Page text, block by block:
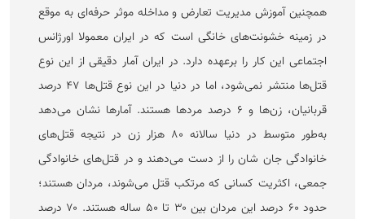
همچنین آموزش مدیریت تعارض و مداخله موثر حرفه‌ای به موقع
در زمینه خشونت‌های خانگی است که در ایران معمولا اورژانس
اجتماعی این کار را برعهده دارد. در ایران آمار دقیقی از این نوع
قتل‌ها منتشر نمی‌شود، اما در دنیا در این نوع قتل‌ها ۴۷ درصد
قربانیان، زن‌ها و ۶ درصد مرد‌ها هستند. آمار‌ها نشان می‌دهد
به‌طور متوسط در دنیا سالانه ۸۰ هزار زن در نتیجه قتل‌های
خانوادگی جان شان را از دست می‌دهند و در قتل‌های خانوادگی
جمعی، اکثریت کسانی که مرتکب قتل می‌شوند، مردان هستند؛
حدود ۶۰ درصد این مردان بین ۳۰ تا ۵۰ ساله هستند. ۷۰ درصد